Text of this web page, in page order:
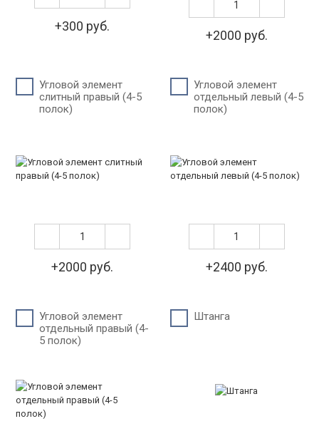
+300 руб.
+2000 руб.
Угловой элемент
слитный правый (4-5
полок)
+2000 руб.
Угловой элемент
отдельный левый (4-5
полок)
+2400 руб.
Угловой элемент
отдельный правый (4-
5 полок)
Штанга